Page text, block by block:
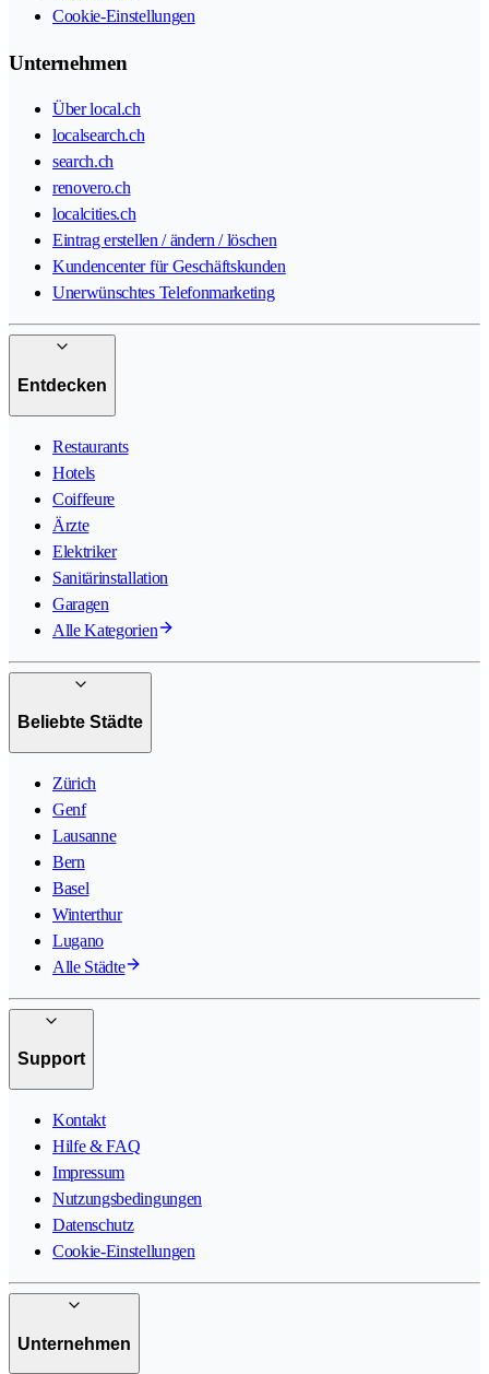
Cookie-Einstellungen
Unternehmen
Über local.ch
localsearch.ch
search.ch
renovero.ch
localcities.ch
Eintrag erstellen / ändern / löschen
Kundencenter für Geschäftskunden
Unerwünschtes Telefonmarketing
Entdecken
Restaurants
Hotels
Coiffeure
Ärzte
Elektriker
Sanitärinstallation
Garagen
Alle Kategorien
Beliebte Städte
Zürich
Genf
Lausanne
Bern
Basel
Winterthur
Lugano
Alle Städte
Support
Kontakt
Hilfe & FAQ
Impressum
Nutzungsbedingungen
Datenschutz
Cookie-Einstellungen
Unternehmen